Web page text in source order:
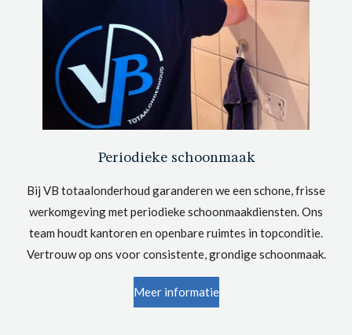
Periodieke schoonmaak
Bij VB totaalonderhoud garanderen we een schone, frisse
werkomgeving met periodieke schoonmaakdiensten. Ons
team houdt kantoren en openbare ruimtes in topconditie.
Vertrouw op ons voor consistente, grondige schoonmaak.
Meer informatie